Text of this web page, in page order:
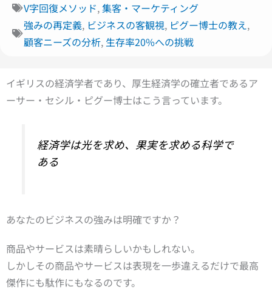
V字回復メソッド,集客・マーケティング
強みの再定義, ビジネスの客観視, ピグー博士の教え,
顧客ニーズの分析, 生存率20%への挑戦
イギリスの経済学者であり、厚生経済学の確立者であるア
ーサー・セシル・ピグー博士はこう言っています。
経済学は光を求め、果実を求める科学で
ある
あなたのビジネスの強みは明確ですか？
商品やサービスは素晴らしいかもしれない。
しかしその商品やサービスは表現を一歩違えるだけで最高
傑作にも駄作にもなるのです。